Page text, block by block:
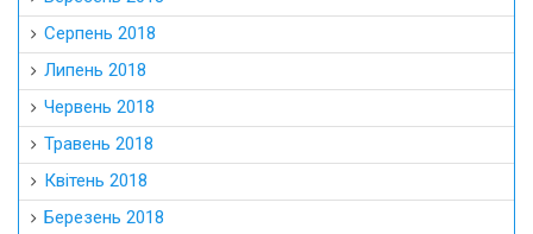
Серпень 2018
Липень 2018
Червень 2018
Травень 2018
Квітень 2018
Березень 2018